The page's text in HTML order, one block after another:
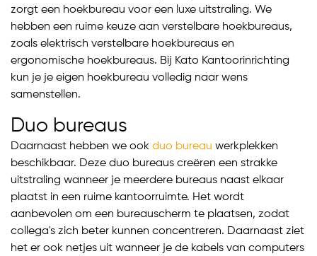
zorgt een hoekbureau voor een luxe uitstraling. We
hebben een ruime keuze aan verstelbare hoekbureaus,
zoals elektrisch verstelbare hoekbureaus en
ergonomische hoekbureaus. Bij Kato Kantoorinrichting
kun je je eigen hoekbureau volledig naar wens
samenstellen.
Duo bureaus
Daarnaast hebben we ook duo bureau werkplekken
beschikbaar. Deze duo bureaus creëren een strakke
uitstraling wanneer je meerdere bureaus naast elkaar
plaatst in een ruime kantoorruimte. Het wordt
aanbevolen om een bureauscherm te plaatsen, zodat
collega's zich beter kunnen concentreren. Daarnaast ziet
het er ook netjes uit wanneer je de kabels van computers